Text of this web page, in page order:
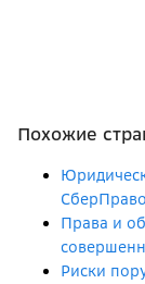
Похожие
СберПраво
Права и
Риски